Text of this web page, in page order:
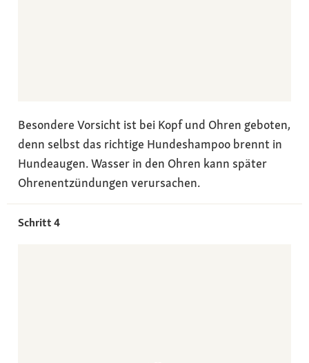
Besondere Vorsicht ist bei Kopf und Ohren geboten,
denn selbst das richtige Hundeshampoo brennt in
Hundeaugen. Wasser in den Ohren kann später
Ohrenentzündungen verursachen.
Schritt 4